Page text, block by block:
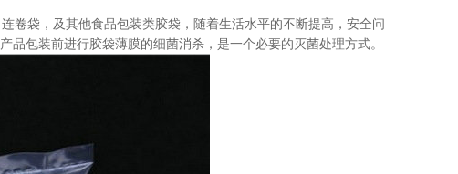
卷袋，及其他食品包装类胶袋， 随着生活水平的不断提高，安全问
包装前进行胶袋薄膜的细菌消杀，是一个必要的灭菌处理方式。